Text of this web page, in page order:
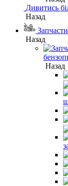
Дивитись
Назад
Назад
Назад